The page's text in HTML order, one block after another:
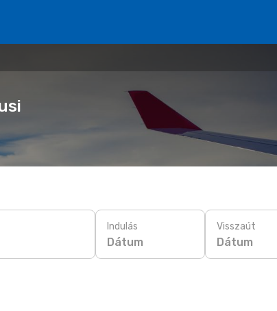
Indulás
Dátum
Visszaút
Dátum